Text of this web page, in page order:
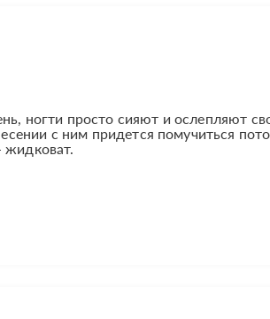
ногти просто сияют и ослепляют
с ним придется помучиться
жидковат.